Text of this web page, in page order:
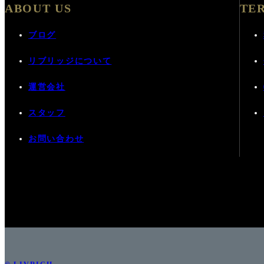
ABOUT US
ブログ
リブリッジについて
運営会社
スタッフ
お問い合わせ